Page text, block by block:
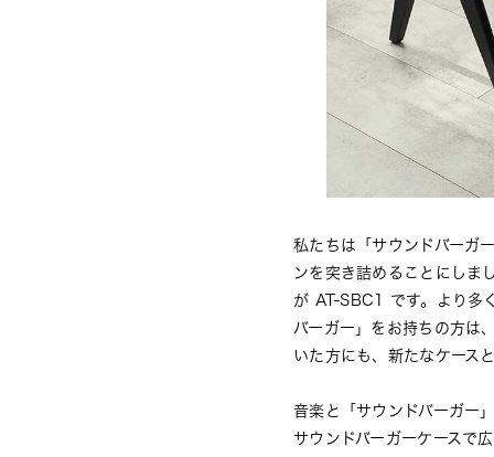
私たちは「サウンドバーガ
ンを突き詰めることにしま
が AT-SBC1 です。より多
バーガー」をお持ちの方は
いた方にも、新たなケース
音楽と「サウンドバーガー
サウンドバーガーケースで